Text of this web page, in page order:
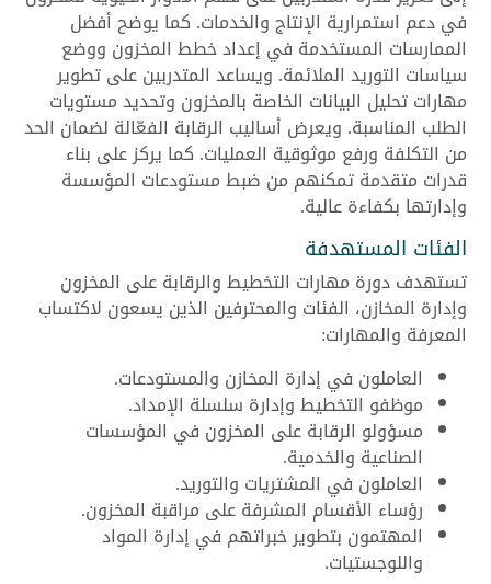
في دعم استمرارية الإنتاج والخدمات. كما يوضح أفضل
الممارسات المستخدمة في إعداد خطط المخزون ووضع
سياسات التوريد الملائمة. ويساعد المتدربين على تطوير
مهارات تحليل البيانات الخاصة بالمخزون وتحديد مستويات
الطلب المناسبة. ويعرض أساليب الرقابة الفعّالة لضمان الحد
من التكلفة ورفع موثوقية العمليات. كما يركز على بناء
قدرات متقدمة تمكنهم من ضبط مستودعات المؤسسة
وإدارتها بكفاءة عالية.
الفئات المستهدفة
تستهدف دورة مهارات التخطيط والرقابة على المخزون
وإدارة المخازن، الفئات والمحترفين الذين يسعون لاكتساب
المعرفة والمهارات:
العاملون في إدارة المخازن والمستودعات.
موظفو التخطيط وإدارة سلسلة الإمداد.
مسؤولو الرقابة على المخزون في المؤسسات
الصناعية والخدمية.
العاملون في المشتريات والتوريد.
رؤساء الأقسام المشرفة على مراقبة المخزون.
المهتمون بتطوير خبراتهم في إدارة المواد
واللوجستيات.